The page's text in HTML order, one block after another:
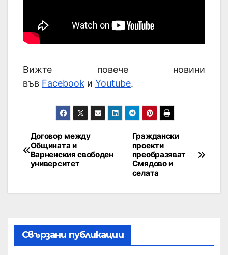
Вижте повече новини
във Facebook и Youtube.
Граждански
проекти
преобразяват
Смядово и
селата
Договор между
Общината и
Варненския свободен
университет
Свързани публикации